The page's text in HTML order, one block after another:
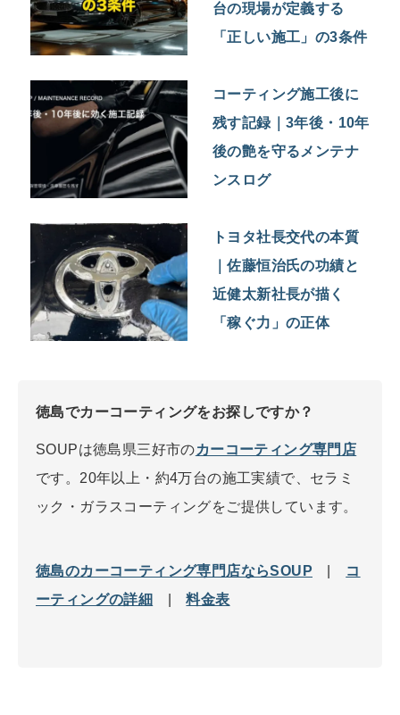
台の現場が定義する
「正しい施工」の3条件
コーティング施工後に
残す記録｜3年後・10年
後の艶を守るメンテナ
ンスログ
トヨタ社長交代の本質
｜佐藤恒治氏の功績と
近健太新社長が描く
「稼ぐ力」の正体
徳島でカーコーティングをお探しですか？
SOUPは徳島県三好市のカーコーティング専門店
です。20年以上・約4万台の施工実績で、セラミ
ック・ガラスコーティングをご提供しています。
徳島のカーコーティング専門店ならSOUP
コ
ーティングの詳細
|料金表